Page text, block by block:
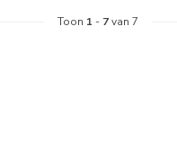
Toon 1 - 7van 7